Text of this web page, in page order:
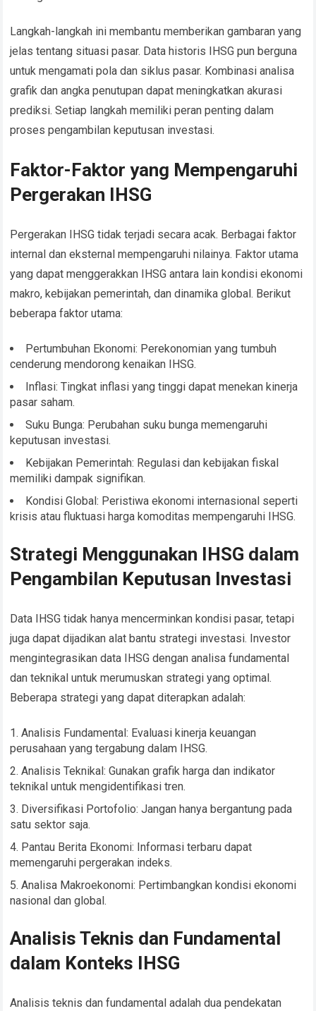
Langkah-langkah ini membantu memberikan gambaran yang
jelas tentang situasi pasar. Data historis IHSG pun berguna
untuk mengamati pola dan siklus pasar. Kombinasi analisa
grafik dan angka penutupan dapat meningkatkan akurasi
prediksi. Setiap langkah memiliki peran penting dalam
proses pengambilan keputusan investasi.
Faktor-Faktor yang Mempengaruhi
Pergerakan IHSG
Pergerakan IHSG tidak terjadi secara acak. Berbagai faktor
internal dan eksternal mempengaruhi nilainya. Faktor utama
yang dapat menggerakkan IHSG antara lain kondisi ekonomi
makro, kebijakan pemerintah, dan dinamika global. Berikut
beberapa faktor utama:
Pertumbuhan Ekonomi: Perekonomian yang tumbuh
cenderung mendorong kenaikan IHSG.
Inflasi: Tingkat inflasi yang tinggi dapat menekan kinerja
pasar saham.
Suku Bunga: Perubahan suku bunga memengaruhi
keputusan investasi.
Kebijakan Pemerintah: Regulasi dan kebijakan fiskal
memiliki dampak signifikan.
Kondisi Global: Peristiwa ekonomi internasional seperti
krisis atau fluktuasi harga komoditas mempengaruhi IHSG.
Strategi Menggunakan IHSG dalam
Pengambilan Keputusan Investasi
Data IHSG tidak hanya mencerminkan kondisi pasar, tetapi
juga dapat dijadikan alat bantu strategi investasi. Investor
mengintegrasikan data IHSG dengan analisa fundamental
dan teknikal untuk merumuskan strategi yang optimal.
Beberapa strategi yang dapat diterapkan adalah:
Analisis Fundamental: Evaluasi kinerja keuangan
perusahaan yang tergabung dalam IHSG.
Analisis Teknikal: Gunakan grafik harga dan indikator
teknikal untuk mengidentifikasi tren.
Diversifikasi Portofolio: Jangan hanya bergantung pada
satu sektor saja.
Pantau Berita Ekonomi: Informasi terbaru dapat
memengaruhi pergerakan indeks.
Analisa Makroekonomi: Pertimbangkan kondisi ekonomi
nasional dan global.
Analisis Teknis dan Fundamental
dalam Konteks IHSG
Analisis teknis dan fundamental adalah dua pendekatan